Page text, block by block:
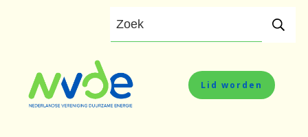
Lid worden